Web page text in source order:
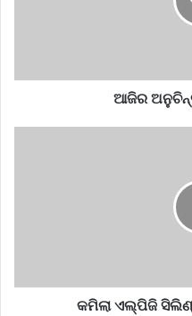
ଆଜିର
କମିଲା ଏଲ୍‌ପିଜି